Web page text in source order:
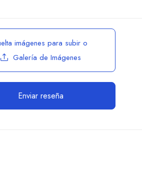
imágenes para subir o
Galería de Imágenes